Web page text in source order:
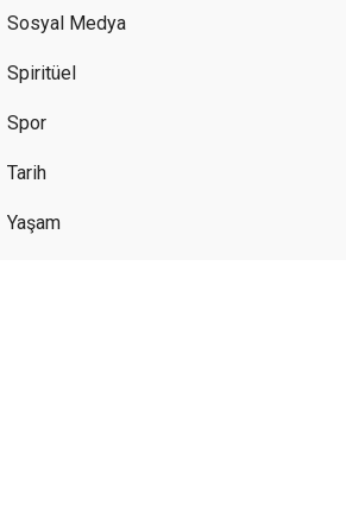
Sosyal Medya
Spiritüel
Spor
Tarih
Yaşam